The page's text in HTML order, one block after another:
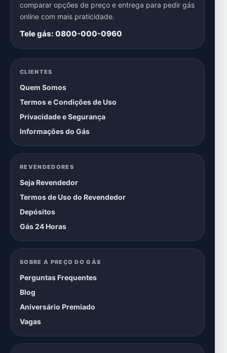
comparar opções de preço e entrega para pedir gás
online com mais praticidade.
Tele gás: 0800-000-0960
CLIENTES
Quem Somos
Termos e Condições de Uso
Privacidade e Segurança
Informações do Gás
REVENDEDORES
Seja Revendedor
Termos de Uso do Revendedor
Depósitos
Gás 24 Horas
SOBRE A PREÇO DO GÁS
Perguntas Frequentes
Blog
Aniversário Premiado
Vagas